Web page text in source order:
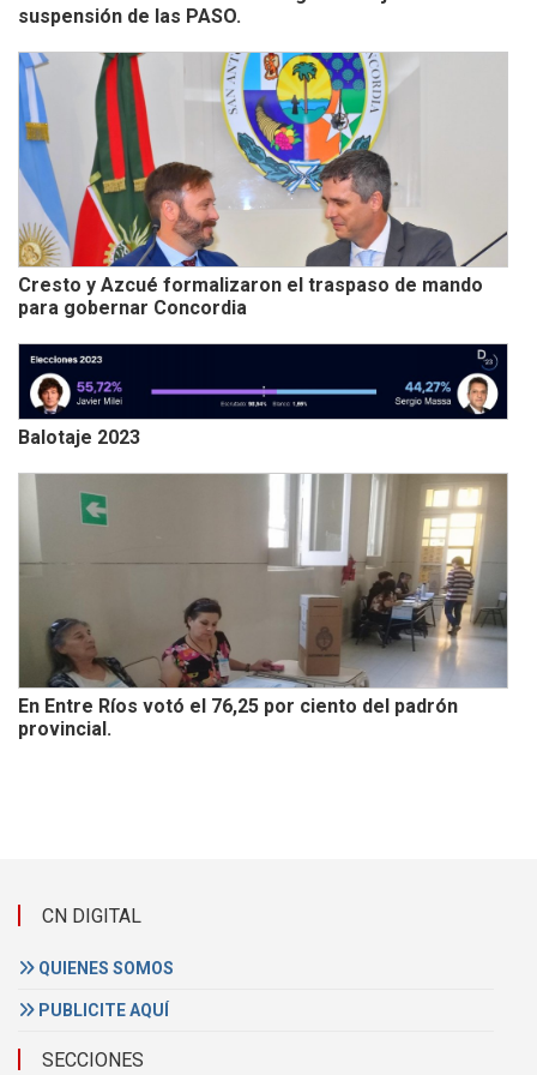
suspensión de las PASO.
Cresto y Azcué formalizaron el traspaso de mando
para gobernar Concordia
Balotaje 2023
En Entre Ríos votó el 76,25 por ciento del padrón
provincial.
CN DIGITAL
QUIENES SOMOS
PUBLICITE AQUÍ
SECCIONES